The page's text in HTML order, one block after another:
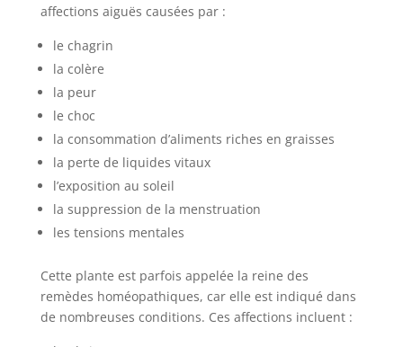
affections aiguës causées par :
le chagrin
la colère
la peur
le choc
la consommation d’aliments riches en graisses
la perte de liquides vitaux
l’exposition au soleil
la suppression de la menstruation
les tensions mentales
Cette plante est parfois appelée la reine des
remèdes homéopathiques, car elle est indiqué dans
de nombreuses conditions. Ces affections incluent :